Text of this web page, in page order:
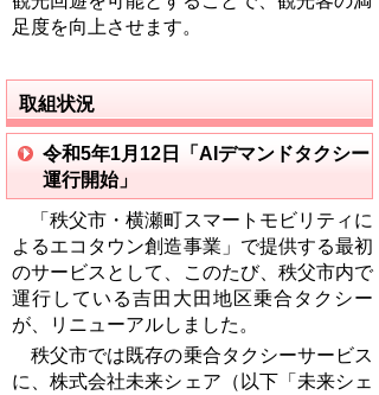
足度を向上させます。
取組状況
令和5年1月12日
「AIデマンドタクシー
運行開始」
「秩父市・横瀬町スマートモビリティに
よるエコタウン創造事業」 で提供する最初
のサービスとして、このたび、秩父市内で
運行している吉田大田地区乗合タクシー
が、リニューアルしました。
秩父市では既存の乗合タクシーサービス
に、株式会社未来シェア（以下「未来シェ